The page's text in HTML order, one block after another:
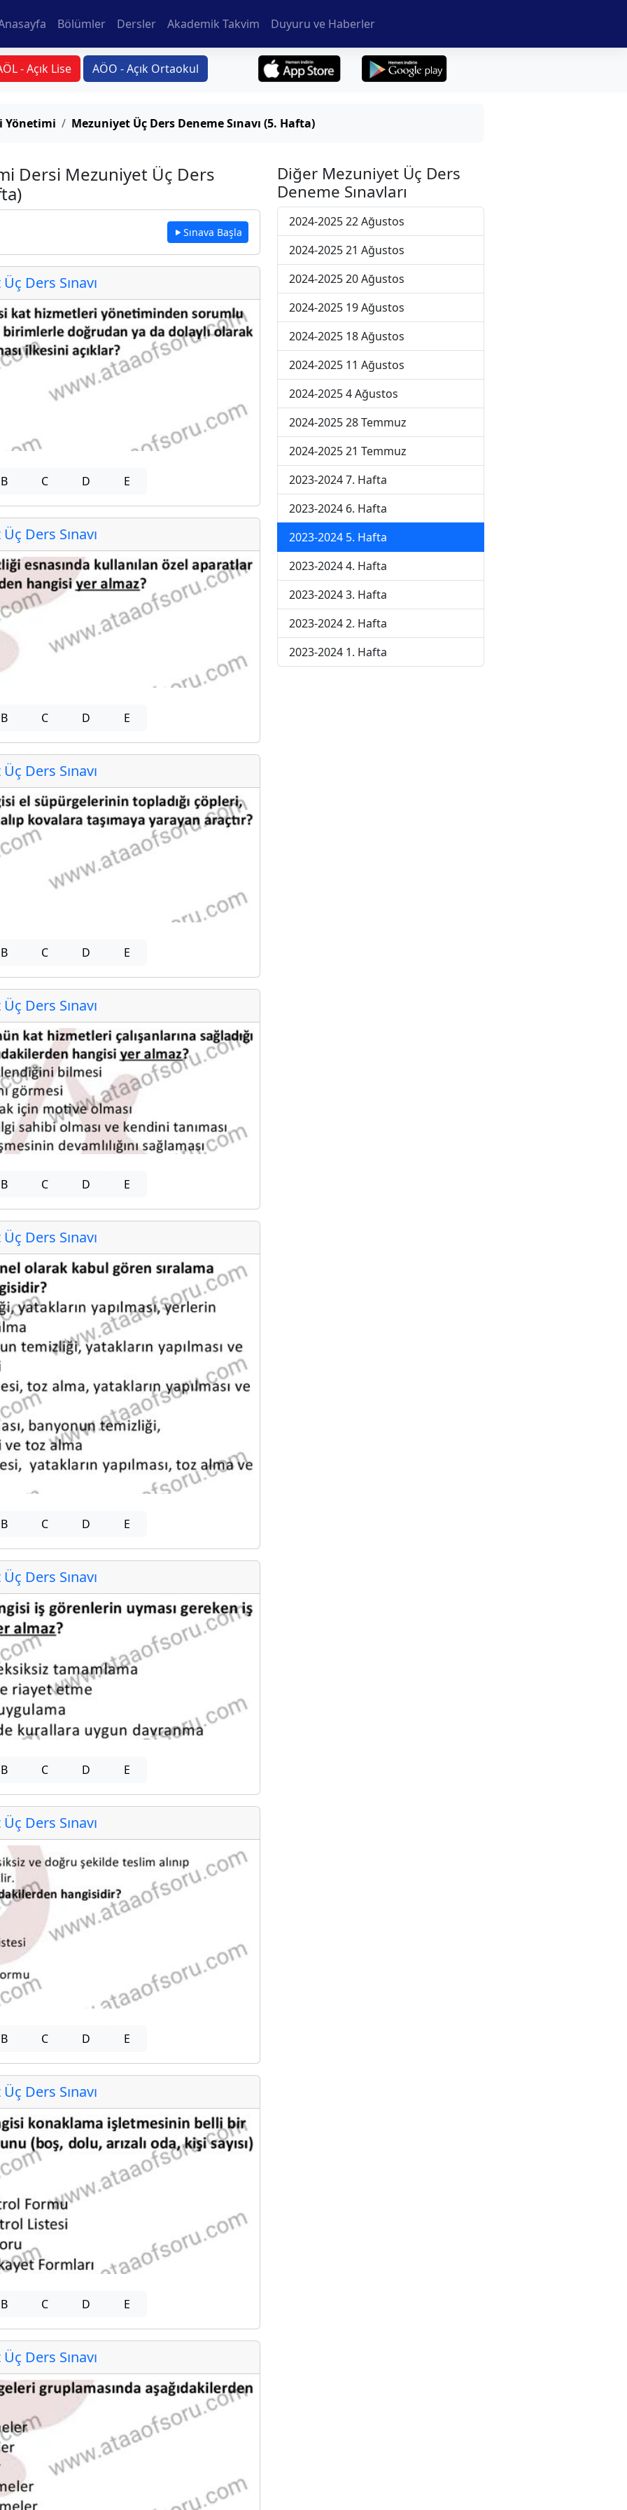
Bölümler Dersler Akademik Takvim Duyuru ve Haberler
- Açık Lise AÖO - Açık Ortaokul
Yönetimi Mezuniyet Üç Ders Deneme Sınavı (5. Hafta)
Dersi Mezuniyet Üç Ders
Sınava Başla
Ders Sınavı
B C D E
Ders Sınavı
B C D E
Ders Sınavı
B C D E
Ders Sınavı
B C D E
Ders Sınavı
B C D E
Ders Sınavı
B C D E
Ders Sınavı
B C D E
Ders Sınavı
B C D E
Ders Sınavı
Diğer Mezuniyet Üç Ders
Deneme Sınavları
2024-2025 22 Ağustos
2024-2025 21 Ağustos
2024-2025 20 Ağustos
2024-2025 19 Ağustos
2024-2025 18 Ağustos
2024-2025 11 Ağustos
2024-2025 4 Ağustos
2024-2025 28 Temmuz
2024-2025 21 Temmuz
2023-2024 7. Hafta
2023-2024 6. Hafta
2023-2024 5. Hafta
2023-2024 4. Hafta
2023-2024 3. Hafta
2023-2024 2. Hafta
2023-2024 1. Hafta